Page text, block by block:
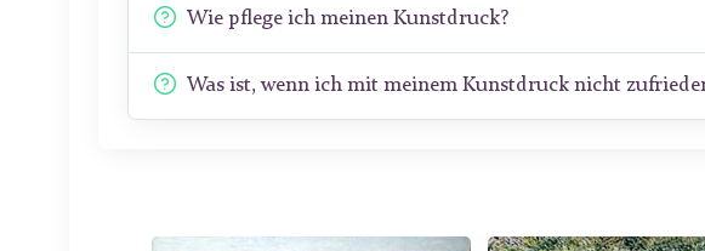
Wie pflege ich meinen Kunstdruck?
Was ist, wenn ich mit meinem Kunstdruck nicht